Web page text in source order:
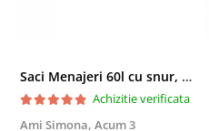
Saci Menajeri 60l cu snur, Roz, 10buc/rola
Achizitie verificata
Ami Simona, Acum 3